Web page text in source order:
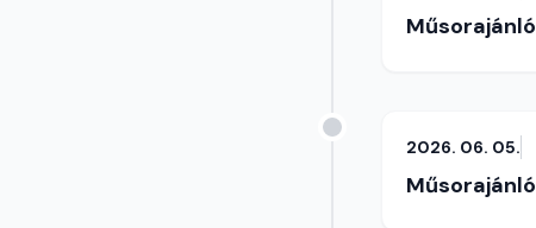
Műsorajánló
2026. 06. 05.
Műsorajánló